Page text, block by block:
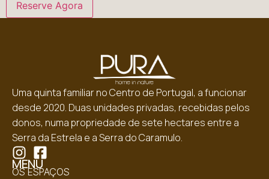
Uma quinta familiar no Centro de Portugal, a funcionar
desde 2020. Duas unidades privadas, recebidas pelos
donos, numa propriedade de sete hectares entre a
Serra da Estrela e a Serra do Caramulo.
MENU
OS ESPAÇOS